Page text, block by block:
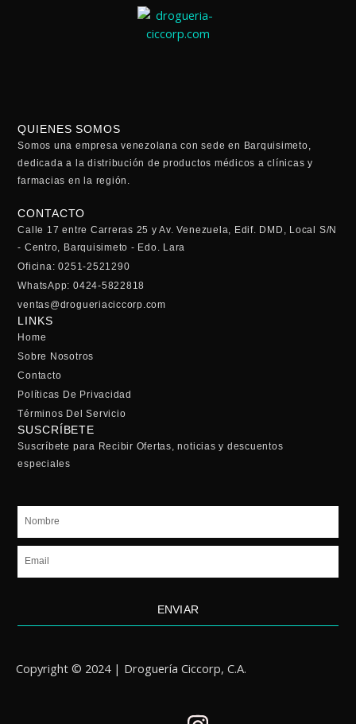
QUIENES SOMOS
Somos una empresa venezolana con sede en Barquisimeto,
dedicada a la distribución de productos médicos a clínicas y
farmacias en la región.
CONTACTO
Calle 17 entre Carreras 25 y Av. Venezuela, Edif. DMD, Local S/N
- Centro, Barquisimeto - Edo. Lara
Oficina: 0251-2521290
WhatsApp: 0424-5822818
ventas@drogueriaciccorp.com
LINKS
Home
Sobre Nosotros
Contacto
Políticas De Privacidad
Términos Del Servicio
SUSCRÍBETE
Suscríbete para Recibir Ofertas, noticias y descuentos
especiales
Nombre
Email
ENVIAR
Copyright © 2024 | Droguería Ciccorp, C.A.